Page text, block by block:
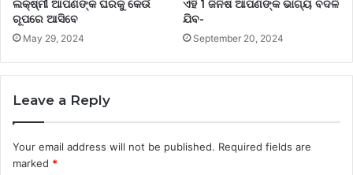
ଲକ୍ଷ୍ମୀ ଆପଣଙ୍କ ଘରକୁ କେଉଁ
ରୂପରେ ଆସିବେ
May 29, 2024
ଏହି 1 ଜିନିଷ ଆପଣଙ୍କ ଭାଗ୍ୟ ବଦଳି
ଯିବ-
September 20, 2024
Leave a Reply
Your email address will not be published. Required fields are
marked *